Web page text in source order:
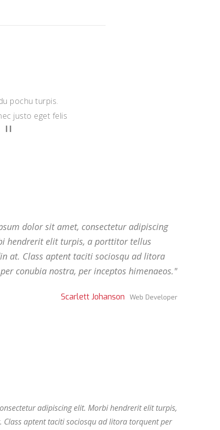
pochu turpis.
justo eget felis
dolor sit amet, consectetur adipiscing
hendrerit elit turpis, a porttitor tellus
at. Class aptent taciti sociosqu ad litora
conubia nostra, per inceptos himenaeos.
Scarlett Johanson Web Developer
adipiscing elit. Morbi hendrerit elit turpis,
aptent taciti sociosqu ad litora torquent per